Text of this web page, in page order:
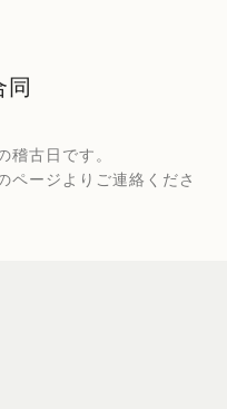
稽古日です。
ページよりご連絡くださ